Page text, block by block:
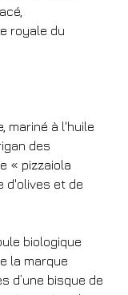
royale du
mariné à l'huile
des
« pizzaiola
d'olives et de
biologique
la marque
d’une bisque de